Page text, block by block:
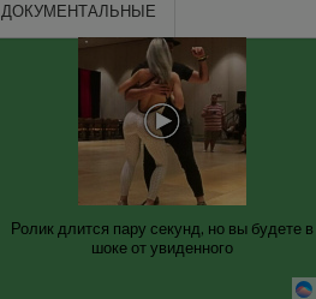
ДОКУМЕНТАЛЬНЫЕ
Ролик длится пару секунд, но вы будете в
шоке от увиденного